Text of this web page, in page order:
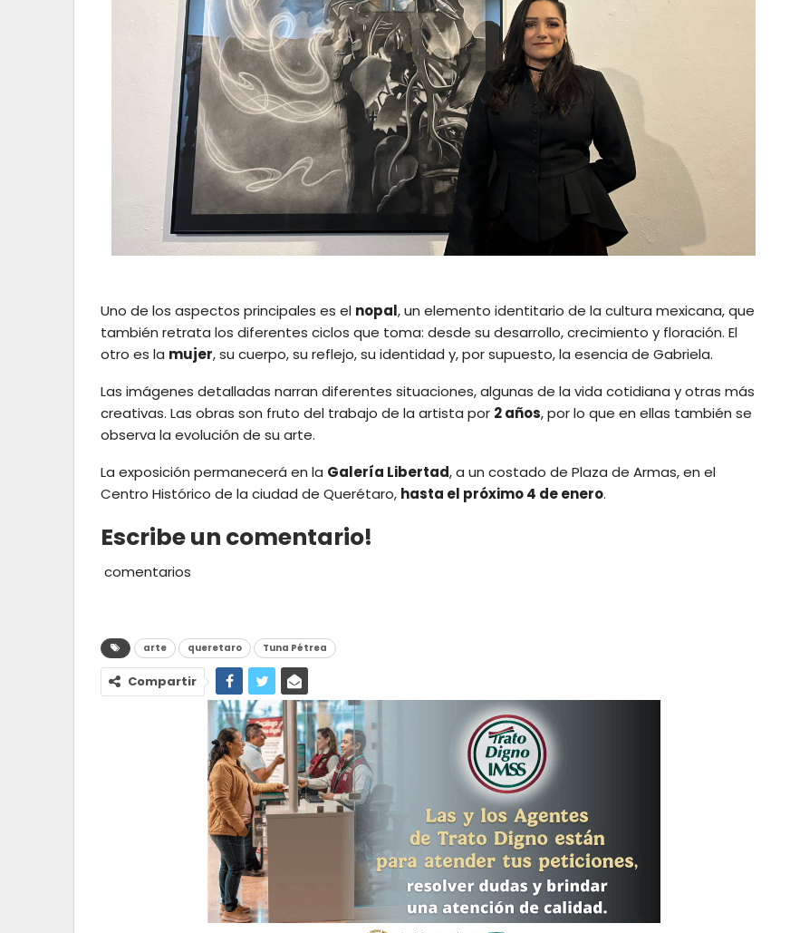
Uno de los aspectos principales es el nopal, un elemento identitario de la cultura mexicana, que
también retrata los diferentes ciclos que toma: desde su desarrollo, crecimiento y floración. El
otro es la mujer, su cuerpo, su reflejo, su identidad y, por supuesto, la esencia de Gabriela.
Las imágenes detalladas narran diferentes situaciones, algunas de la vida cotidiana y otras más
creativas. Las obras son fruto del trabajo de la artista por 2 años, por lo que en ellas también se
observa la evolución de su arte.
La exposición permanecerá en la Galería Libertad, a un costado de Plaza de Armas, en el
Centro Histórico de la ciudad de Querétaro, hasta el próximo 4 de enero.
Escribe un comentario!
comentarios
arte queretaro Tuna Pétrea
Compartir